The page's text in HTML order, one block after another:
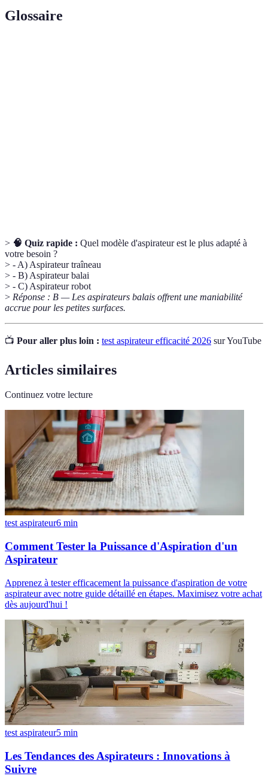
Glossaire
> 🧠 Quiz rapide : Quel modèle d'aspirateur est le plus adapté à
votre besoin ?
> - A) Aspirateur traîneau
> - B) Aspirateur balai
> - C) Aspirateur robot
> Réponse : B — Les aspirateurs balais offrent une maniabilité
accrue pour les petites surfaces.
📺 Pour aller plus loin : test aspirateur efficacité 2026 sur YouTube
Articles similaires
Continuez votre lecture
test aspirateur6 min
Comment Tester la Puissance d'Aspiration d'un
Aspirateur
Apprenez à tester efficacement la puissance d'aspiration de votre
aspirateur avec notre guide détaillé en étapes. Maximisez votre achat
dès aujourd'hui !
test aspirateur5 min
Les Tendances des Aspirateurs : Innovations à
Suivre